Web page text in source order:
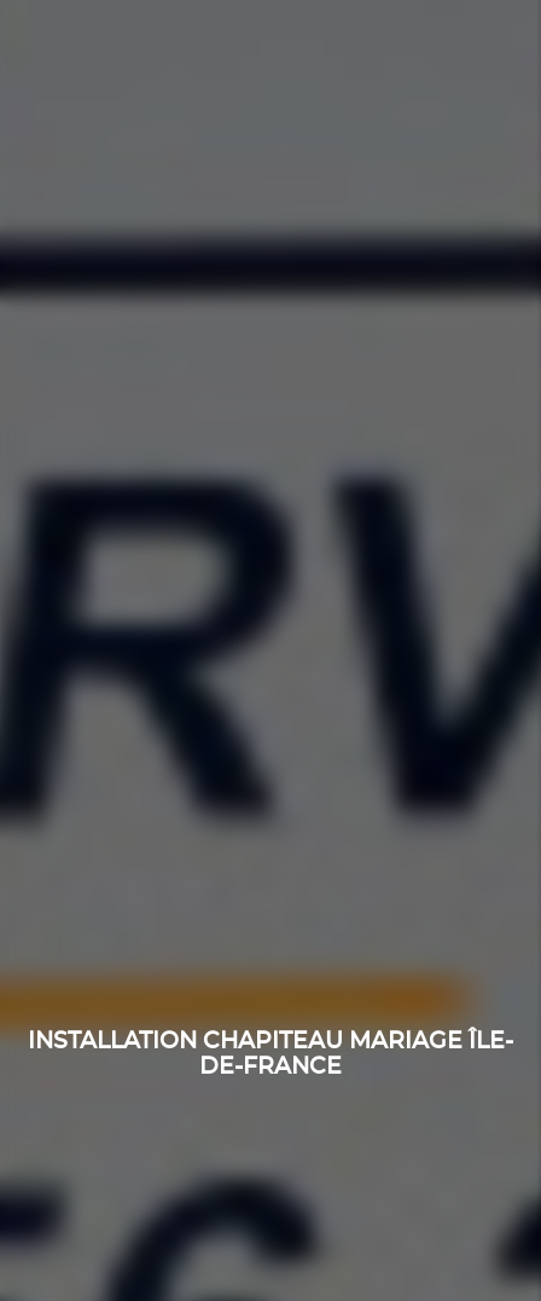
INSTALLATION CHAPITEAU MARIAGE ÎLE-
DE-FRANCE